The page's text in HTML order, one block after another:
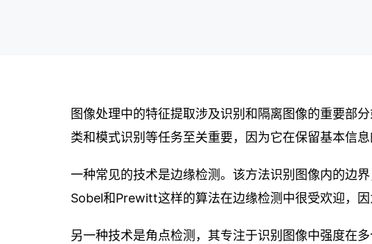
图像处理中的特征提取涉及识别和隔离图像的重要部
类和模式识别等任务至关重要，因为它在保留基本信息
一种常见的技术是边缘检测。该方法识别图像内的边
Sobel和Prewitt这样的算法在边缘检测中很受欢迎，
另一种技术是角点检测，其专注于识别图像中强度在